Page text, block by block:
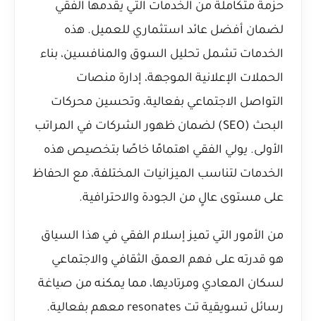
حزمة متكاملة من الخدمات التي يقدمها الفقي
لضمان أفضل عائد استثماري للعميل. هذه
الخدمات تشمل تحليل السوق والمنافسين، بناء
الحملات الإعلانية الموجهة، إدارة منصات
التواصل الاجتماعي بفعالية، وتحسين محركات
البحث (SEO) لضمان ظهور الشركات في المراتب
الأولى. يولي الفقي اهتمامًا خاصًا بتخصيص هذه
الخدمات لتناسب الميزانيات المختلفة، مع الحفاظ
على مستوى عالٍ من الجودة والاحترافية.
من الأمور التي تميز إسلام الفقي في هذا السياق
هو قدرته على فهم العمق الثقافي والاجتماعي
لسكان المعادي ومرتاديها، مما يمكنه من صياغة
رسائل تسويقية تت resonates معهم بفعالية.